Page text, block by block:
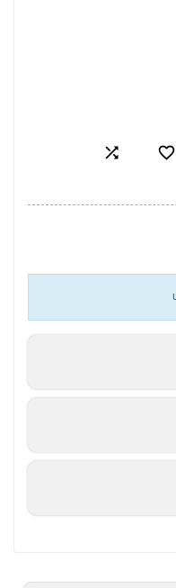

